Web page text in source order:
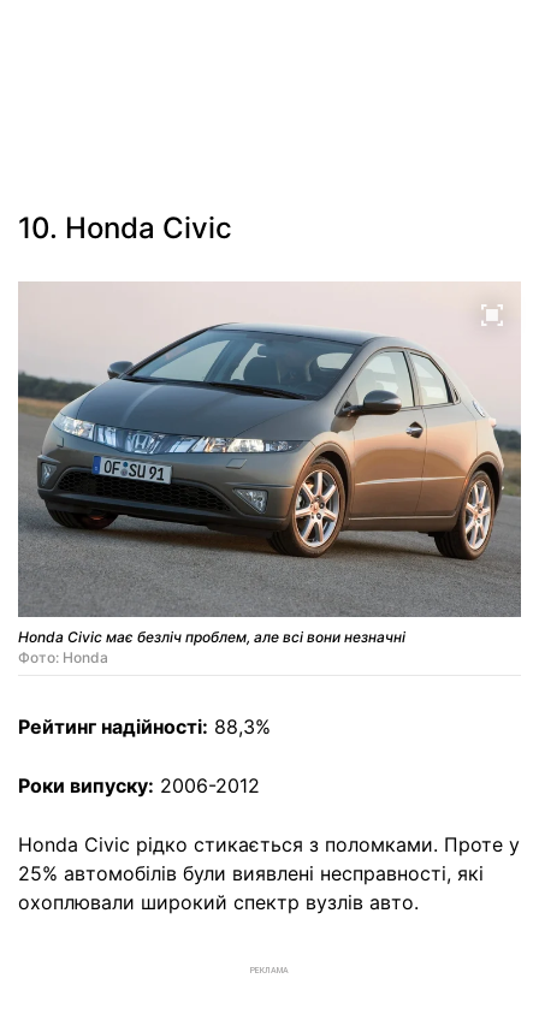
10. Honda Civic
Honda Civic має безліч проблем, але всі вони незначні
Фото: Honda
Рейтинг надійності: 88,3%
Роки випуску: 2006-2012
Honda Civic рідко стикається з поломками. Проте у
25% автомобілів були виявлені несправності, які
охоплювали широкий спектр вузлів авто.
РЕКЛАМА